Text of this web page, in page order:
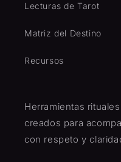
Lecturas de Tarot
Matriz del Destino
Recursos
Herramientas
creados para
con respeto y